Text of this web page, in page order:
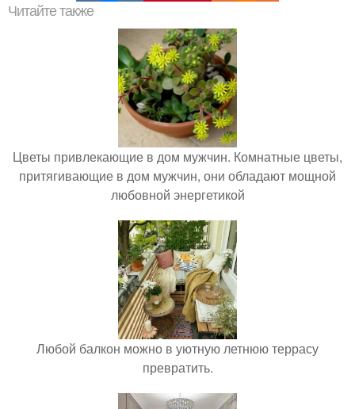
Читайте также
Цветы привлекающие в дом мужчин. Комнатные цветы,
притягивающие в дом мужчин, они обладают мощной
любовной энергетикой
Любой балкон можно в уютную летнюю террасу
превратить.